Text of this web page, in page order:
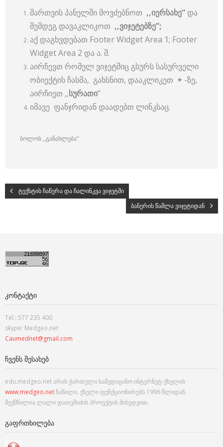
მართვის პანელში მოვძებნოთ ,,იერსახე“ და
შემდეგ დავაკლიკოთ ,,ვიჯეტებზე”;
აქ დაგხვდებათ Footer Widget Area 1; Footer
Widget Area 2 და ა. შ.
აირჩევთ რომელ ვიჯეტშიც გსურს სასურველი
ობიექტის ჩასმა, გახსნით, დააკლიკეთ + -ზე,
აირჩიეთ ,,სურათი”
იმავე ფანჯრიდან დაადებთ ლინკსაც.
ბოლოს ,,განახლება”
ტექსტის ჩაწერა და ჩალინკვა ვიჯეტში
ბანერის წაშლა ვიჯეტიდან
ᲙᲝᲜᲢᲐᲥᲢᲘ
Tel.: 577 235 400
skype: Medgeo.net
Caumednet@gmail.com
ᲩᲕᲔᲜᲡ ᲨᲔᲡᲐᲮᲔᲑ
edu.medgeo.net არის ქართული სამედიცინო ინტერნეტ-ქსელის
www.medgeo.net ნაწილი. ქსელი ფუნქციონირებს 1996 წლიდან.
შექმნილია ლალი დათეშიძის პროექტის მიხედვით.
ᲒᲐᲤᲠᲗᲮᲘᲚᲔᲑᲐ